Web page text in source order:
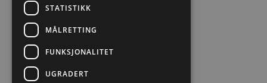
Tilgjengelighetserklæring
Personvern
Kontakt oss
Nettstedskart
STATISTIKK
MÅLRETTING
FUNKSJONALITET
UGRADERT